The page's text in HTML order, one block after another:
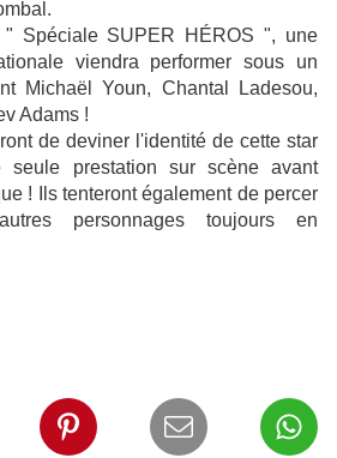
" Spéciale SUPER HÉROS ", une
viendra performer sous un
Michaël Youn, Chantal Ladesou,
Adams !
de deviner l'identité de cette star
seule prestation sur scène avant
! Ils tenteront également de percer
personnages toujours en